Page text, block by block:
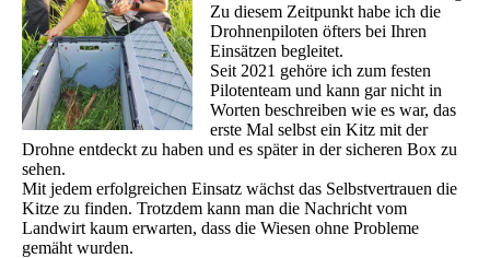
Zu diesem Zeitpunkt habe ich die
Drohnenpiloten öfters bei Ihren
Einsätzen begleitet.
Seit 2021 gehöre ich zum festen
Pilotenteam und kann gar nicht in
Worten beschreiben wie es war, das
erste Mal selbst ein Kitz mit der
Drohne entdeckt zu haben und es später in der sicheren Box zu
sehen.
Mit jedem erfolgreichen Einsatz wächst das Selbstvertrauen die
Kitze zu finden. Trotzdem kann man die Nachricht vom
Landwirt kaum erwarten, dass die Wiesen ohne Probleme
gemäht wurden.